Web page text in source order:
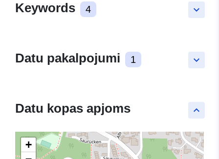
keyboard_arrow_down
Keywords 4
keyboard_arrow_down
Datu pakalpojumi 1
keyboard_arrow_up
Datu kopas apjoms
+